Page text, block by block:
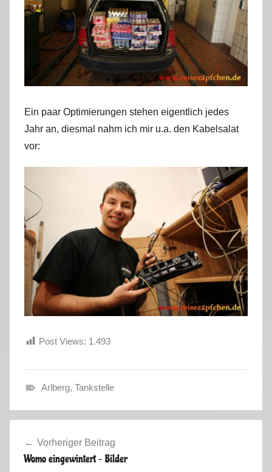
Ein paar Optimierungen stehen eigentlich jedes
Jahr an, diesmal nahm ich mir u.a. den Kabelsalat
vor:
Post Views: 1.493
i
e
Arlberg, Tankstelle
Vorheriger Beitrag
Womo eingewintert – Bilder